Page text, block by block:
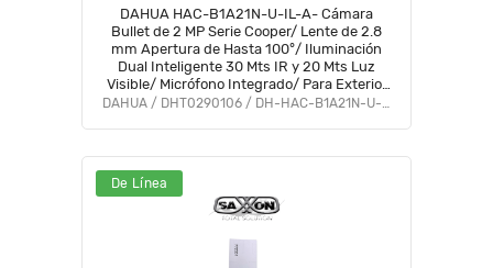
DAHUA HAC-B1A21N-U-IL-A- Cámara
Bullet de 2 MP Serie Cooper/ Lente de 2.8
mm Apertura de Hasta 100°/ Iluminación
Dual Inteligente 30 Mts IR y 20 Mts Luz
Visible/ Micrófono Integrado/ Para Exterior
IP67#LoNuevo #OD #CD #OIM
DAHUA / DHT0290106 / DH-HAC-B1A21N-U-IL-A
De Línea